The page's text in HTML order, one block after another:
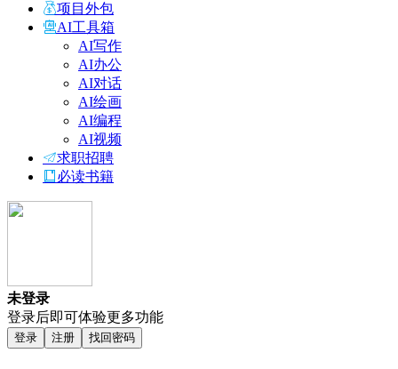
项目外包
AI工具箱
AI写作
AI办公
AI对话
AI绘画
AI编程
AI视频
求职招聘
必读书籍
未登录
登录后即可体验更多功能
登录 注册 找回密码